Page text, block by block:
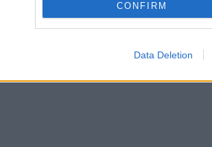
CONFIRM
Data Deletion